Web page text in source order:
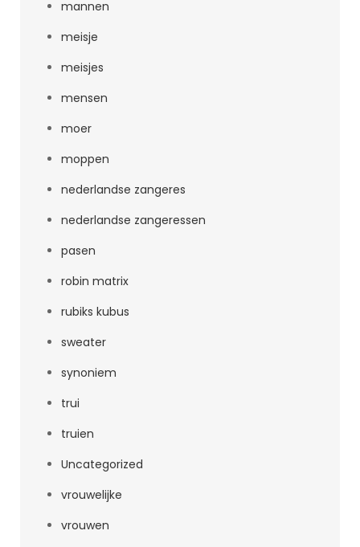
mannen
meisje
meisjes
mensen
moer
moppen
nederlandse zangeres
nederlandse zangeressen
pasen
robin matrix
rubiks kubus
sweater
synoniem
trui
truien
Uncategorized
vrouwelijke
vrouwen